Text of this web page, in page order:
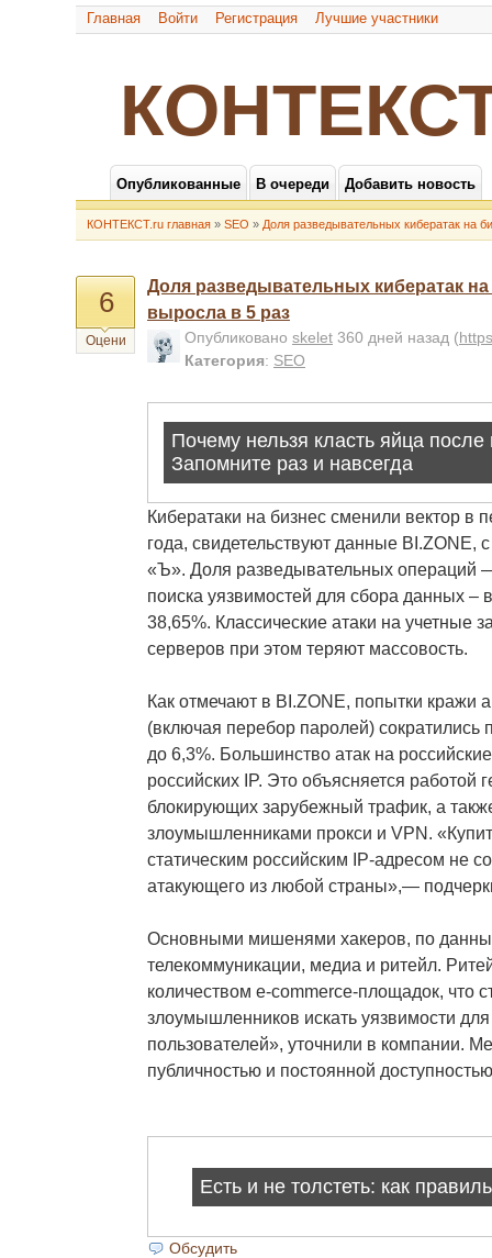
Главная Войти Регистрация Лучшие участники
Опубликованные В очереди Добавить новость
КОНТЕКСТ.ru главная » SEO » Доля разведывательных кибератак на
6
Оцени
Доля разведывательных кибератак
выросла в 5 раз
Опубликовано skelet 360 дней назад (
Категория: SEO
Кибератаки на бизнес сменили вектор в
года, свидетельствуют данные BI.ZONE,
«Ъ». Доля разведывательных операций
поиска уязвимостей для сбора данных –
38,65%. Классические атаки на учетные
серверов при этом теряют массовость.
Как отмечают в BI.ZONE, попытки кражи
(включая перебор паролей) сократились
до 6,3%. Большинство атак на
российских IP. Это объясняется работой
блокирующих зарубежный трафик, а
злоумышленниками прокси и VPN.
статическим российским IP-адресом не
атакующего из любой страны»,—
Основными мишенями хакеров, по
телекоммуникации, медиа и ритейл.
количеством e-commerce-площадок, что
злоумышленников искать уязвимости
пользователей», уточнили в компании.
публичностью и постоянной
Обсудить